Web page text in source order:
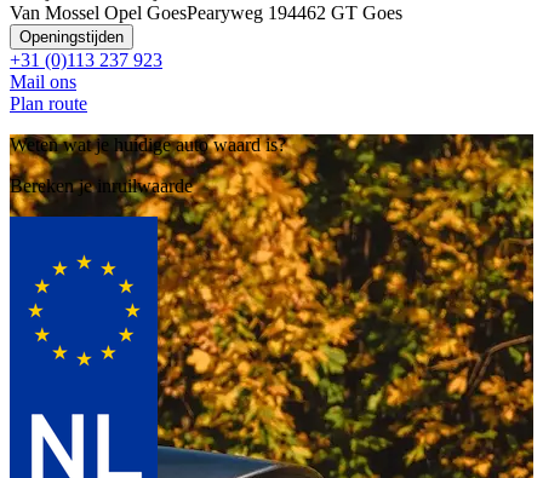
Van Mossel Opel GoesPearyweg 194462 GT Goes
Openingstijden
+31 (0)113 237 923
Mail ons
Plan route
Weten wat je huidige auto waard is?
Bereken je inruilwaarde